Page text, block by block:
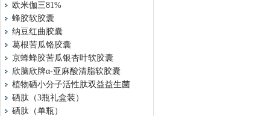
欧米伽三81%
蜂胶软胶囊
纳豆红曲胶囊
葛根苦瓜铬胶囊
京蜂蜂胶苦瓜银杏叶软胶囊
欣脑欣牌α-亚麻酸清脂软胶囊
植物硒小分子活性肽双益益生菌
硒肽（3瓶礼盒装）
硒肽（单瓶）